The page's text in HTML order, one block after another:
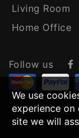
Living Room
Home Office
Follow us
We use
experience
site we will